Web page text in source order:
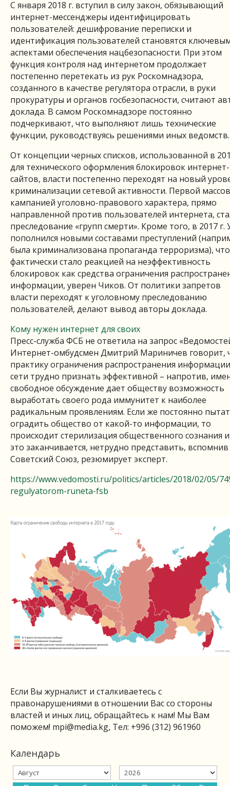
С января 2018 г. вступил в силу закон, обязывающий
интернет-мессенджеры идентифицировать
пользователей: дешифрование переписки и
идентификация пользователей становятся
аспектами обеспечения нацбезопасности. При этом
функция контроля над интернетом продолжает
постепенно перетекать из рук Роскомнадзора,
созданного в качестве регулятора отрасли, в руки
прокуратуры и органов госбезопасности, считают
доклада. В самом Роскомнадзоре постоянно
подчеркивают, что выполняют лишь технические
функции, руководствуясь решениями иных ведомств.
От концепции черных списков, использованной в
для технического оформления блокировок интернет-
сайтов, власти постепенно переходят на новый
криминализации сетевой активности. Первой
кампанией уголовно-правового характера, прямо
направленной против пользователей интернета,
преследование «групп смерти». Кроме того, в 2017 г.
пополнился новыми составами преступлений
была криминализована пропаганда терроризма), что
фактически стало реакцией на неэффективность
блокировок как средства ограничения
информации, уверен Чиков. От политики запретов
власти переходят к уголовному преследованию
пользователей, делают вывод авторы доклада.
Кому нужен интернет для своих
Пресс-служба ФСБ не ответила на запрос
Интернет-омбудсмен Дмитрий Мариничев говорит,
практику ограничения распространения
сети трудно признать эффективной – напротив,
свободное обсуждение дает обществу возможность
выработать своего рода иммунитет к наиболее
радикальным проявлениям. Если же постоянно
оградить общество от какой-то информации, то
происходит стерилизация общественного сознания
это заканчивается, нетрудно представить, вспомнив
Советский Союз, резюмирует эксперт.
https://www.vedomosti.ru/politics/articles/2018/02/05/
regulyatorom-runeta-fsb
Если Вы журналист и сталкиваетесь с
правонарушениями в отношении Вас со стороны
властей и иных лиц, обращайтесь к нам! Мы Вам
поможем! mpi@media.kg, Тел: +996 (312) 961960
Календарь